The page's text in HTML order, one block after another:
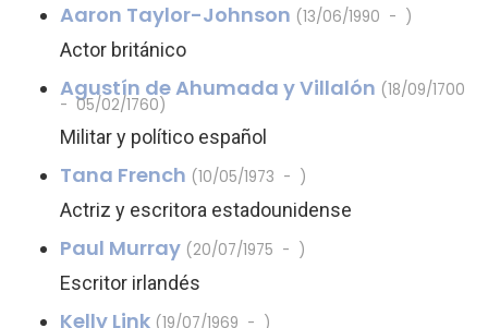
Aaron Taylor-Johnson (13/06/1990 - )
Actor británico
Agustín de Ahumada y Villalón (18/09/1700
- 05/02/1760)
Militar y político español
Tana French (10/05/1973 - )
Actriz y escritora estadounidense
Paul Murray (20/07/1975 - )
Escritor irlandés
Kelly Link (19/07/1969 - )